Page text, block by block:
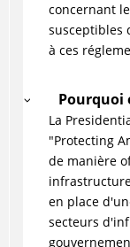
concernant
susceptibles
à ces
Pourquoi
La
"Protecting
de manière
en place
secteurs